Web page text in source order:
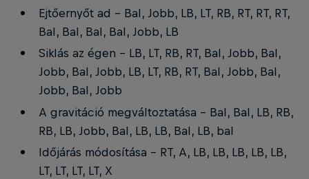
Ejtőernyőt ad - Bal, Jobb, LB, LT, RB, RT, RT, RT,
Bal, Bal, Bal, Bal, Jobb, LB
Siklás az égen - LB, LT, RB, RT, Bal, Jobb, Bal,
Jobb, Bal, Jobb, LB, LT, RB, RT, Bal, Jobb, Bal,
Jobb, Bal, Jobb
A gravitáció megváltoztatása - Bal, Bal, LB, RB,
RB, LB, Jobb, Bal, LB, LB, Bal, LB, bal
Időjárás módosítása - RT, A, LB, LB, LB, LB, LB,
LT, LT, LT, LT, X